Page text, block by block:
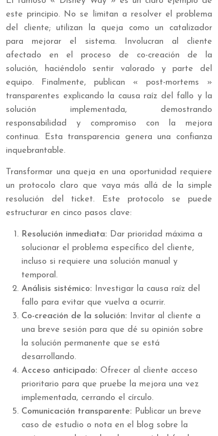
este principio. No se limitan a resolver el problema
del cliente; utilizan la queja como un catalizador
para mejorar el sistema. Involucran al cliente
afectado en el proceso de co-creación de la
solución, haciéndolo sentir valorado y parte del
equipo. Finalmente, publican « post-mortems »
transparentes explicando la causa raíz del fallo y la
solución implementada, demostrando
responsabilidad y compromiso con la mejora
continua. Esta transparencia genera una confianza
inquebrantable.
Transformar una queja en una oportunidad requiere
un protocolo claro que vaya más allá de la simple
resolución del ticket. Este protocolo se puede
estructurar en cinco pasos clave:
Resolución inmediata: Dar prioridad máxima a
solucionar el problema específico del cliente,
incluso si requiere una solución manual y
temporal.
Análisis sistémico: Investigar la causa raíz del
fallo para evitar que vuelva a ocurrir.
Co-creación de la solución: Invitar al cliente a
una breve sesión para que dé su opinión sobre
la solución permanente que se está
desarrollando.
Acceso anticipado: Ofrecer al cliente acceso
prioritario para que pruebe la mejora una vez
implementada, cerrando el círculo.
Comunicación transparente: Publicar un breve
caso de estudio o nota en el blog sobre la